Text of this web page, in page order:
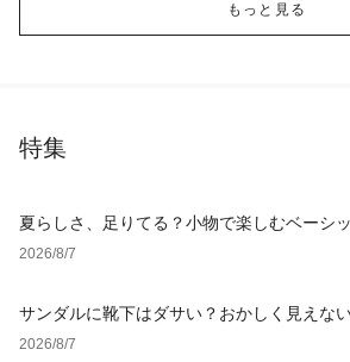
もっと見る
特集
夏らしさ、足りてる？小物で楽しむベーシ
2026/8/7
サンダルに靴下はダサい？おかしく見えな
と男女別おすすめコーデ
2026/8/7